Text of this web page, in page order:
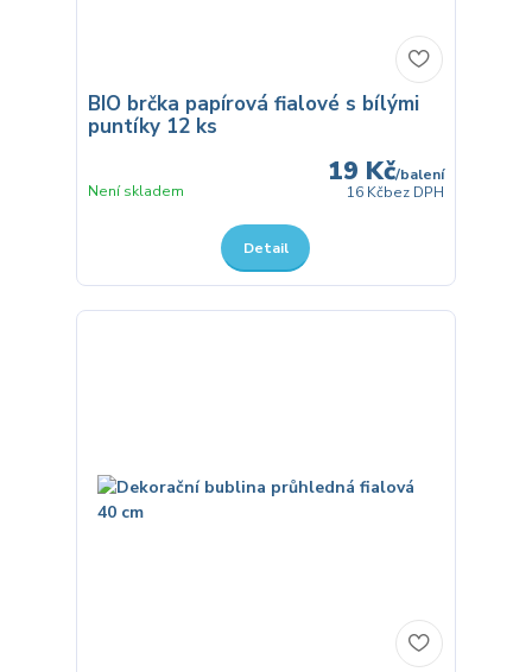
BIO brčka papírová fialové s bílými
puntíky 12 ks
19 Kč/balení
16 Kčbez DPH
Není skladem
Detail